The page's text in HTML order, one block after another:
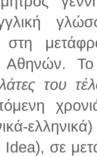
στη
Αθηνών.
του
σε